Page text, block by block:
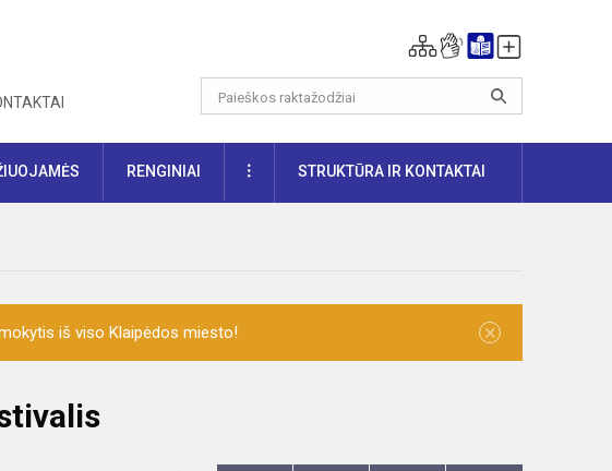
RENGINIAI DAUGIAUSTRUKTŪRA IR KONTAKTAI
iš viso Klaipėdos miesto! ×